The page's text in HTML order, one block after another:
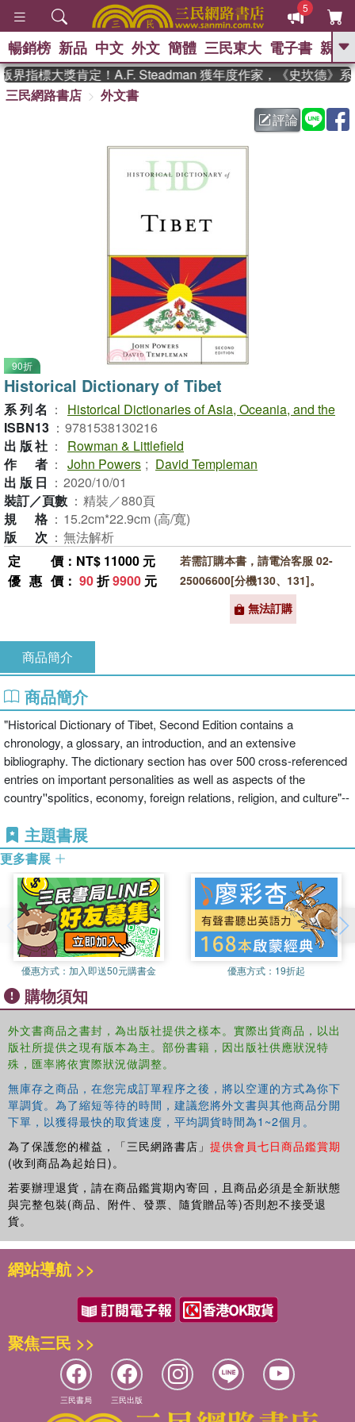
5
GO
父親節 、 花開錦
方念華 、 台灣的
李登輝時代 、 數學女孩：黎曼猜想
、 偉大的迷走神經
群喵 、 臺灣漫遊錄
暢銷榜 新品 中文 外文 簡體 三民東大 電子書 親子
指標大獎肯定！A.F. Steadman 獲年度作家，《史坎德》系
三民網路書店
外文書
評論
90折
Historical Dictionary of Tibet
系列名 ：
Historical Dictionaries of Asia, Oceania, and the
ISBN13 ： 9781538130216
出版社 ：
Rowman & Littlefield
作者 ： John Powers ; David Templeman
出版日 ： 2020/10/01
裝訂／頁數 ： 精裝／880頁
規格 ： 15.2cm*22.9cm (高/寬)
版次 ： 無法解析
定價 ：NT$ 11000 元
優惠價 ： 90折9900 元
若需訂購本書，請電洽客服 02-
25006600[分機130、131]。
無法訂購
商品簡介
商品簡介
"Historical Dictionary of Tibet, Second Edition contains a
chronology, a glossary, an introduction, and an extensive
bibliography. The dictionary section has over 500 cross-referenced
entries on important personalities as well as aspects of the
country''spolitics, economy, foreign relations, religion, and culture"--
主題書展
更多書展
優惠方式： 加入即送50元購書金 優惠方式： 19折起
購物須知
外文書商品之書封，為出版社提供之樣本。實際出貨商品，以出
版社所提供之現有版本為主。部份書籍，因出版社供應狀況特
殊，匯率將依實際狀況做調整。
無庫存之商品，在您完成訂單程序之後，將以空運的方式為你下
單調貨。為了縮短等待的時間，建議您將外文書與其他商品分開
下單，以獲得最快的取貨速度，平均調貨時間為1~2個月。
為了保護您的權益，「三民網路書店」 提供會員七日商品鑑賞期
(收到商品為起始日)。
若要辦理退貨，請在商品鑑賞期內寄回，且商品必須是全新狀態
與完整包裝(商品、附件、發票、隨貨贈品等)否則恕不接受退
貨。
網站導航 >>
聚焦三民 >>
三民書局 三民出版